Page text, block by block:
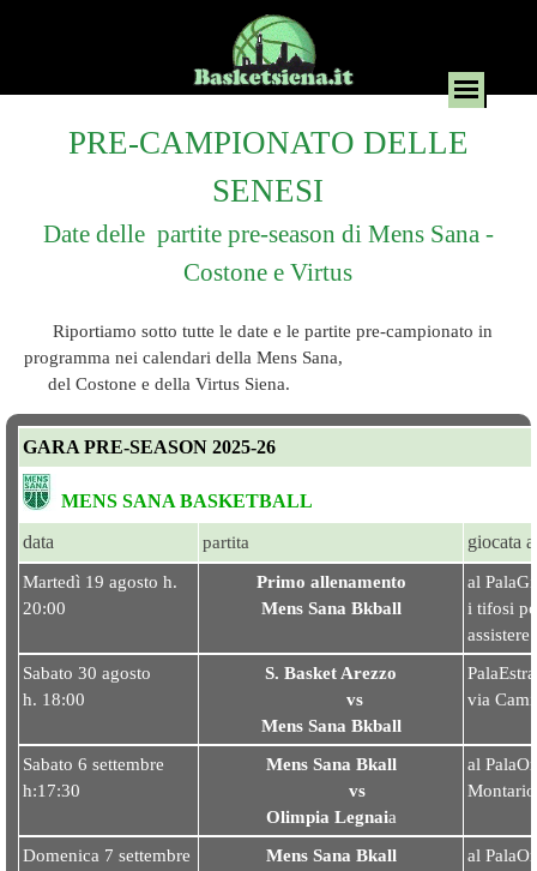
PRE-CAMPIONATO DELLE
SENESI
Date delle partite pre-season di Mens Sana -
Costone e Virtus
Riportiamo sotto tutte le date e le partite pre-campionato in
programma nei calendari della Mens Sana,
del Costone e della Virtus Siena.
GARA PRE-SEASON 2025-26
MENS SANA BASKETBALL
data
partita giocata a
Martedì 19 agosto h.
20:00
Primo allenamento
Mens Sana Bkball
al
i tifosi
assistere
Sabato 30 agosto
h. 18:00
S. Basket Arezzo
vs
Mens Sana Bkball
via
Sabato 6 settembre
h:17:30
Mens Sana Bkall
vs
Olimpia Legnaia
al
Domenica 7 settembre
Mens Sana Bkall
al